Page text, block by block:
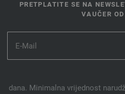
PRETPLATITE SE NA
VAUČER
dana. Minimalna vrijednost